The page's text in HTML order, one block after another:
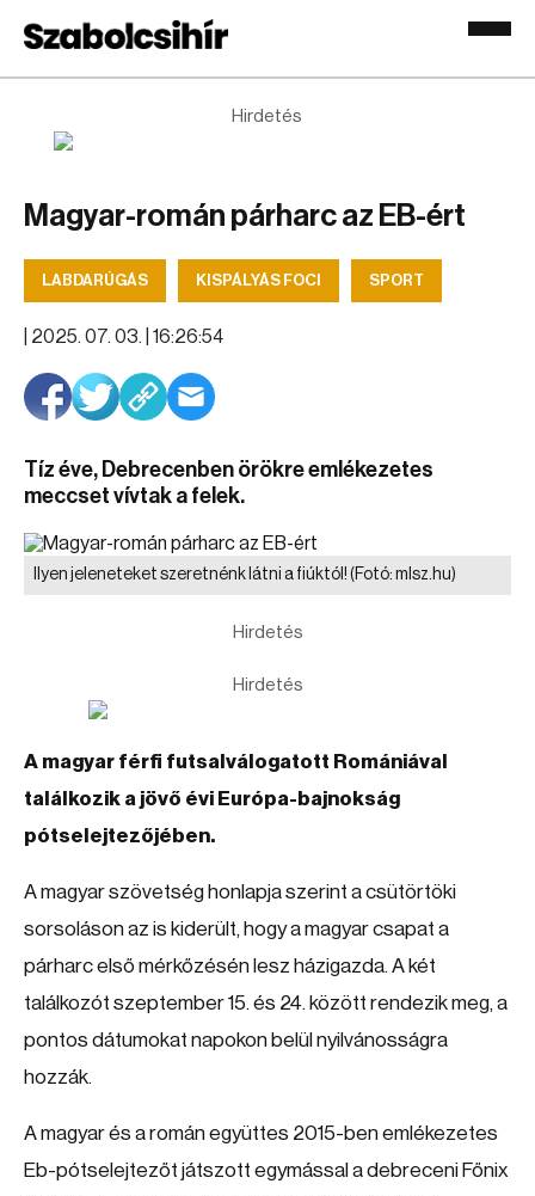
Hirdetés
Magyar-román párharc az EB-ért
LABDARÚGÁS KISPÁLYÁS FOCI SPORT
2025. 07. 03. | 16:26:54
Tíz éve, Debrecenben örökre emlékezetes
meccset vívtak a felek.
Ilyen jeleneteket szeretnénk látni a fiúktól! (Fotó: mlsz.hu)
Hirdetés
Hirdetés
A magyar férfi futsalválogatott Romániával
találkozik a jövő évi Európa-bajnokság
pótselejtezőjében.
A magyar szövetség honlapja szerint a csütörtöki
sorsoláson az is kiderült, hogy a magyar csapat a
párharc első mérkőzésén lesz házigazda. A két
találkozót szeptember 15. és 24. között rendezik meg, a
pontos dátumokat napokon belül nyilvánosságra
hozzák.
A magyar és a román együttes 2015-ben emlékezetes
Eb-pótselejtezőt játszott egymással a debreceni Főnix